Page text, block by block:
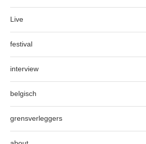
Live
festival
interview
belgisch
grensverleggers